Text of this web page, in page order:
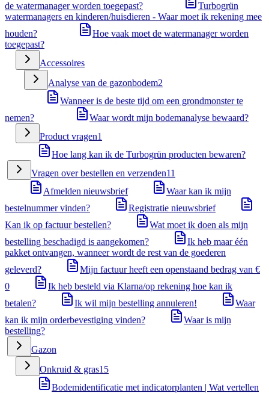
de watermanager worden toegepast?
Turbogrün
watermanagers en kinderen/huisdieren - Waar moet ik rekening mee
houden?
Hoe vaak moet de watermanager worden
toegepast?
Accessoires
Analyse van de gazonbodem2
Wanneer is de beste tijd om een grondmonster te
nemen?
Waar wordt mijn bodemanalyse bewaard?
Product vragen1
Hoe lang kan ik de Turbogrün producten bewaren?
Vragen over bestellen en verzenden11
Afmelden nieuwsbrief
Waar kan ik mijn
bestelnummer vinden?
Registratie nieuwsbrief
Kan ik op factuur bestellen?
Wat moet ik doen als mijn
bestelling beschadigd is aangekomen?
Ik heb maar één
pakket ontvangen, wanneer wordt de rest van de goederen
geleverd?
Mijn factuur heeft een openstaand bedrag van €
0
Ik heb besteld via Klarna/op rekening hoe kan ik
betalen?
Ik wil mijn bestelling annuleren!
Waar
kan ik mijn orderbevestiging vinden?
Waar is mijn
bestelling?
Gazon
Onkruid & gras15
Bodemidentificatie met indicatorplanten | Wat vertellen